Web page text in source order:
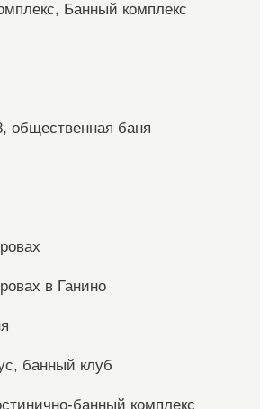
Банный комплекс
общественная баня
в Ганино
банный клуб
банный комплекс